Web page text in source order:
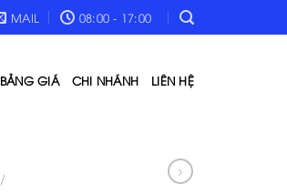
MAIL 08:00 - 17:00
BẢNG GIÁ CHI NHÁNH LIÊN HỆ
/